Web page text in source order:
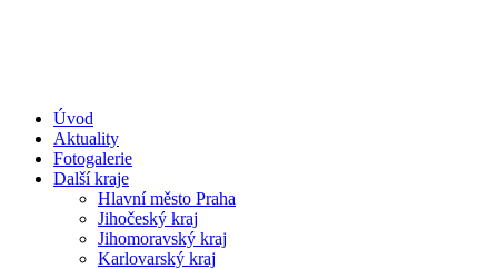
Úvod
Aktuality
Fotogalerie
Další kraje
Hlavní město Praha
Jihočeský kraj
Jihomoravský kraj
Karlovarský kraj